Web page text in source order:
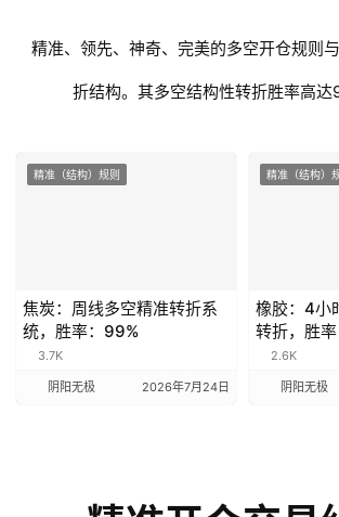
资
讯
精准、领先、神奇、完美的多空开仓规则
折结构。其多空结构性转折胜率高达
精准（结构）规则
焦炭：周线多空精准转折系
统，胜率：99%
3.7K
阴阳无极 2026年7月24日
精准（结构）
橡胶：4小
转折，胜
2.6K
阴阳无极